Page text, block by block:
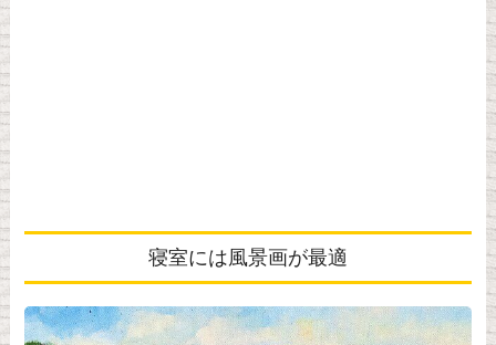
寝室には風景画が最適